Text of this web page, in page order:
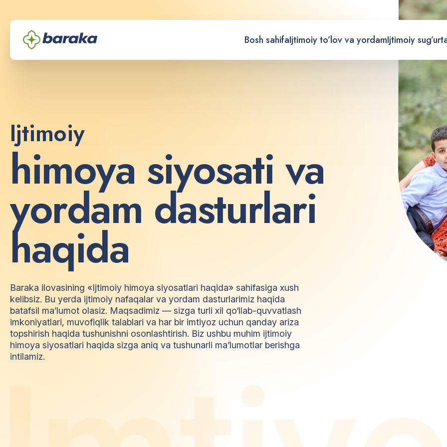
Bosh sahifaIjtimoiy to’lov va yordamIjtimoiy
Ijtimoiy
himoya siyosati va
yordam dasturlari
haqida
Baraka ilovasining «Ijtimoiy himoya siyosatlari haqida» sahifasiga xush
kelibsiz. Bu yerda ijtimoiy nafaqalar va yordam dasturlarimiz haqida
batafsil ma’lumot olasiz. Maqsadimiz — sizga turli xil qo‘llab-quvvatlash
imkoniyatlari, muvofiqlik talablari va har bir imtiyoz uchun qanday ariza
topshirish haqida tushunishni osonlashtirish. Biz ushbu muhim ijtimoiy
himoya siyosatlari haqida sizga aniq va tushunarli ma’lumotlar berishga
intilamiz.